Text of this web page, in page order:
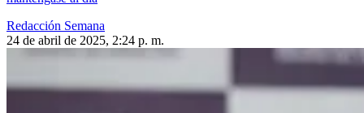
Redacción Semana
24 de abril de 2025, 2:24 p. m.